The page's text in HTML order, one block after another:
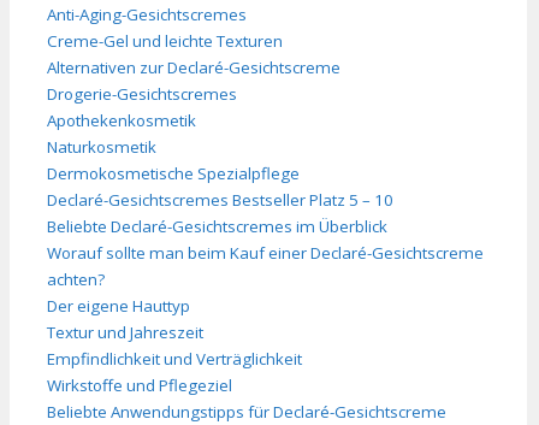
Anti-Aging-Gesichtscremes
Creme-Gel und leichte Texturen
Alternativen zur Declaré-Gesichtscreme
Drogerie-Gesichtscremes
Apothekenkosmetik
Naturkosmetik
Dermokosmetische Spezialpflege
Declaré-Gesichtscremes Bestseller Platz 5 – 10
Beliebte Declaré-Gesichtscremes im Überblick
Worauf sollte man beim Kauf einer Declaré-Gesichtscreme
achten?
Der eigene Hauttyp
Textur und Jahreszeit
Empfindlichkeit und Verträglichkeit
Wirkstoffe und Pflegeziel
Beliebte Anwendungstipps für Declaré-Gesichtscreme